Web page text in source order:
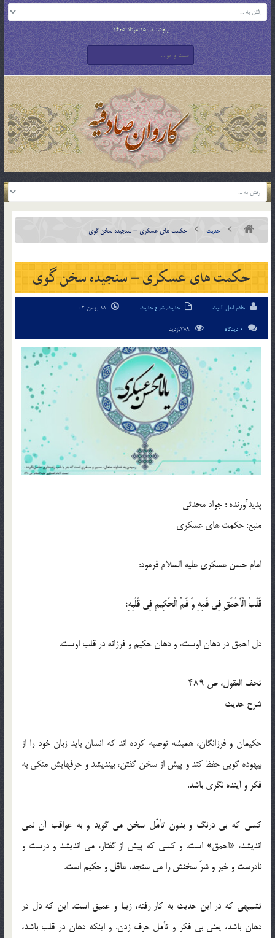
پنجشنبه , 15 مرداد 1405
حدیث حکمت های عسکری – سنجیده سخن گوی
حکمت های عسکری – سنجیده سخن گوی
خادم اهل البیت حدیث,شرح حدیث
0 دیدگاه
پديدآورنده : جواد محدثی
منبع: حکمت های عسکری
امام حسن عسکری علیه السلام فرمود:
قَلْبُ الْأَحْمَقِ فِي فَمِهِ وَ فَمُ الْحَكِيمِ فِي قَلْبِهِ؛
دل احمق در دهان اوست، و دهان حکیم و فرزانه در قلب اوست.
تحف العقول، ص ۴۸۹
شرح حدیث
حکیمان و فرزانگان، همیشه توصیه کرده اند که انسان باید زبان خود را از
بیهوده گویی حفظ کند و پیش از سخن گفتن، بیندیشد و حرفهایش متکی به
فکر و آینده نگری باشد.
کسی که بی درنگ و بدون تأمّل سخن می گوید و به عواقب آن نمی
اندیشد، «احمق» است. و کسی که پیش از گفتار، می اندیشد و درست و
نادرست و خیر و شرّ سخنش را می سنجد، عاقل و حکیم است.
تشبیهی که در این حدیث به کار رفته، زیبا و عمیق است. این که دل در
دهان باشد، یعنی بی فکر و تأمل حرف زدن. و اینکه دهان در قلب باشد،